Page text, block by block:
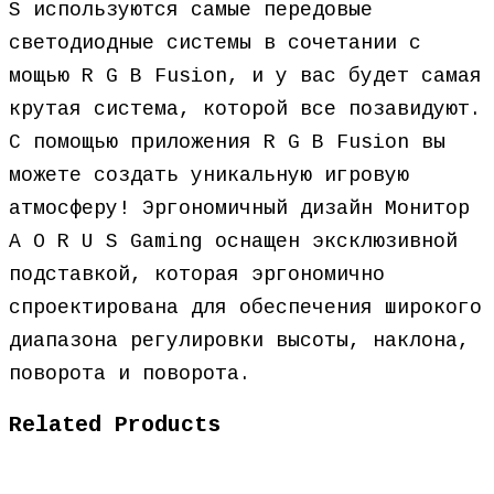
S используются самые передовые
светодиодные системы в сочетании с
мощью R G B Fusion, и у вас будет самая
крутая система, которой все позавидуют.
С помощью приложения R G B Fusion вы
можете создать уникальную игровую
атмосферу! Эргономичный дизайн Монитор
A O R U S Gaming оснащен эксклюзивной
подставкой, которая эргономично
спроектирована для обеспечения широкого
диапазона регулировки высоты, наклона,
поворота и поворота.
Related Products